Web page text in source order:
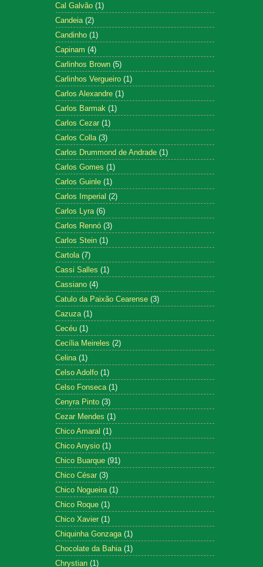
Cal Galvão (1)
Candeia (2)
Candinho (1)
Capinam (4)
Carlinhos Brown (5)
Carlinhos Vergueiro (1)
Carlos Alexandre (1)
Carlos Barmak (1)
Carlos Cezar (1)
Carlos Colla (3)
Carlos Drummond de Andrade (1)
Carlos Gomes (1)
Carlos Guinle (1)
Carlos Imperial (2)
Carlos Lyra (6)
Carlos Rennó (3)
Carlos Stein (1)
Cartola (7)
Cassi Salles (1)
Cassiano (4)
Catulo da Paixão Cearense (3)
Cazuza (1)
Cecéu (1)
Cecília Meireles (2)
Celina (1)
Celso Adolfo (1)
Celso Fonseca (1)
Cenyra Pinto (3)
Cezar Mendes (1)
Chico Amaral (1)
Chico Anysio (1)
Chico Buarque (91)
Chico César (3)
Chico Nogueira (1)
Chico Roque (1)
Chico Xavier (1)
Chiquinha Gonzaga (1)
Chocolate da Bahia (1)
Chrystian (1)